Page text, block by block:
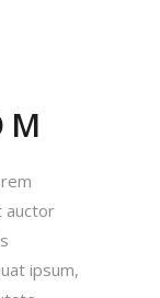
auctor
ipsum,